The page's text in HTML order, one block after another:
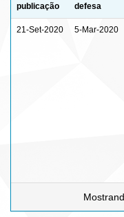
publicação
defesa
21-Set-2020 5-Mar-2020